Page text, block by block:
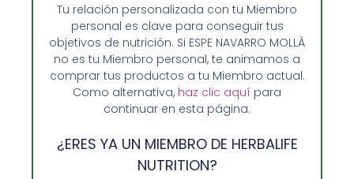
Sobre Nosotros y Herbalife
Ventajas de Comprar en Enformaherbal.com
Tu relación personalizada con tu Miembro
personal es clave para conseguir tus
objetivos de nutrición. Si ESPE NAVARRO MOLLÀ
no es tu Miembro personal, te animamos a
comprar tus productos a tu Miembro actual.
Como alternativa, haz clic aquí para
continuar en esta página.
¿ERES YA UN MIEMBRO DE HERBALIFE
NUTRITION?